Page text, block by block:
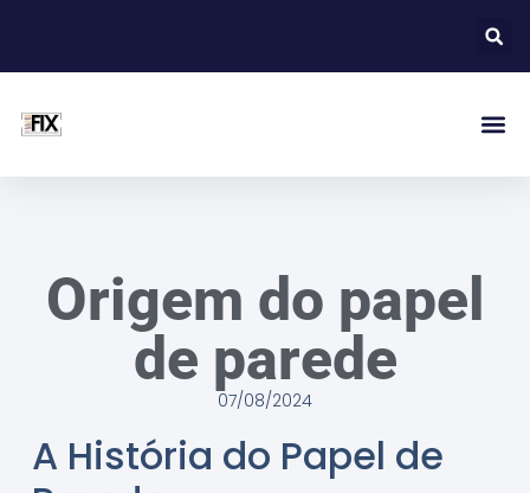
Origem do papel
de parede
07/08/2024
A História do Papel de